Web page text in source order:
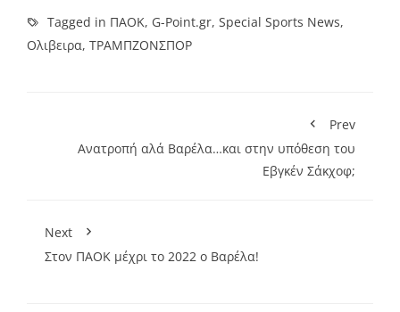
Tagged in ΠΑΟΚ, G-Point.gr, Special Sports News,
Ολιβειρα, ΤΡΑΜΠΖΟΝΣΠΟΡ
Prev
Ανατροπή αλά Βαρέλα…και στην υπόθεση του
Εβγκέν Σάκχοφ;
Next
Στον ΠΑΟΚ μέχρι το 2022 ο Βαρέλα!